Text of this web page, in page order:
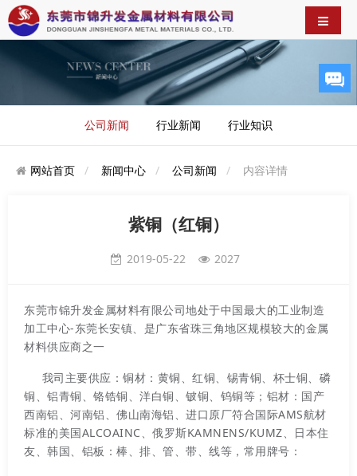
公司新闻 行业新闻 行业知识
网站首页 新闻中心 公司新闻 内容详情
紫铜（红铜）
2019-05-22 2027
东莞市锦升发金属材料有限公司地处于中国最大的工业制造
加工中心-东莞长安镇、是广东省珠三角地区规模较大的金属
材料供应商之一
我司主要供应：铜材：黄铜、红铜、锡青铜、杯士铜、磷
铜、铝青铜、铬锆铜、洋白铜、铍铜、钨铜等；铝材：国产
西南铝、河南铝、佛山南海铝、进口原厂符合国际AMS航材
标准的美国ALCOAINC、俄罗斯KAMNENS/KUMZ、日本住
友、韩国、铝板：棒、排、管、带、线等，常用牌号：